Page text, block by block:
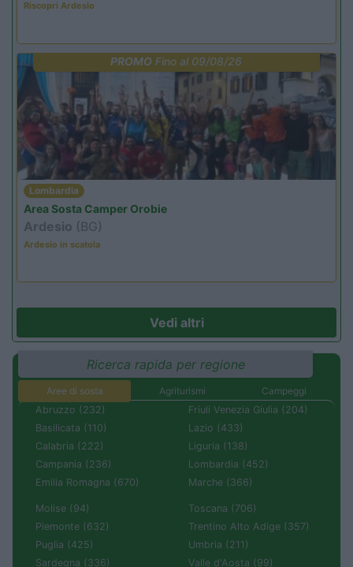
Riscopri Ardesio
PROMO Fino al 09/08/26
Lombardia
Area Sosta Camper Orobie
Ardesio (BG)
Ardesio in scatola
Vedi altri
Ricerca rapida per regione
Aree di sosta Agriturismi
Campeggi
Abruzzo (232)
Basilicata (110)
Calabria (222)
Campania (236)
Emilia Romagna (670)
Friuli Venezia Giulia (204)
Lazio (433)
Liguria (138)
Lombardia (452)
Marche (366)
Molise (94)
Piemonte (632)
Puglia (425)
Sardegna (336)
Toscana (706)
Trentino Alto Adige (357)
Umbria (211)
Valle d'Aosta (99)